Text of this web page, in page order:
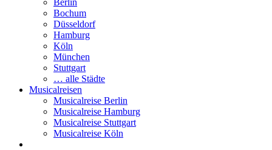
Berlin
Bochum
Düsseldorf
Hamburg
Köln
München
Stuttgart
… alle Städte
Musicalreisen
Musicalreise Berlin
Musicalreise Hamburg
Musicalreise Stuttgart
Musicalreise Köln